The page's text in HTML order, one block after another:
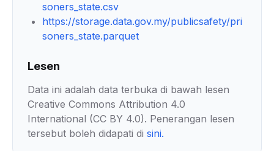
soners_state.csv
https://storage.data.gov.my/publicsafety/pri
soners_state.parquet
Lesen
Data ini adalah data terbuka di bawah lesen
Creative Commons Attribution 4.0
International (CC BY 4.0). Penerangan lesen
tersebut boleh didapati di sini.